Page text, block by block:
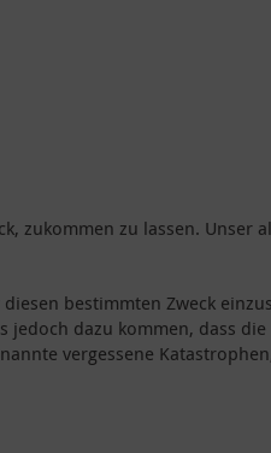
zukommen zu lassen. Unser
bestimmten Zweck
jedoch dazu kommen, dass die
vergessene